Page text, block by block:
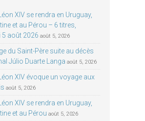
XIV se rendra en Uruguay,
et au Pérou – 6 titres,
5 août 2026 août 5, 2026
du Saint-Père suite au décès
Júlio Duarte Langa août 5, 2026
XIV évoque un voyage aux
août 5, 2026
XIV se rendra en Uruguay,
et au Pérou août 5, 2026